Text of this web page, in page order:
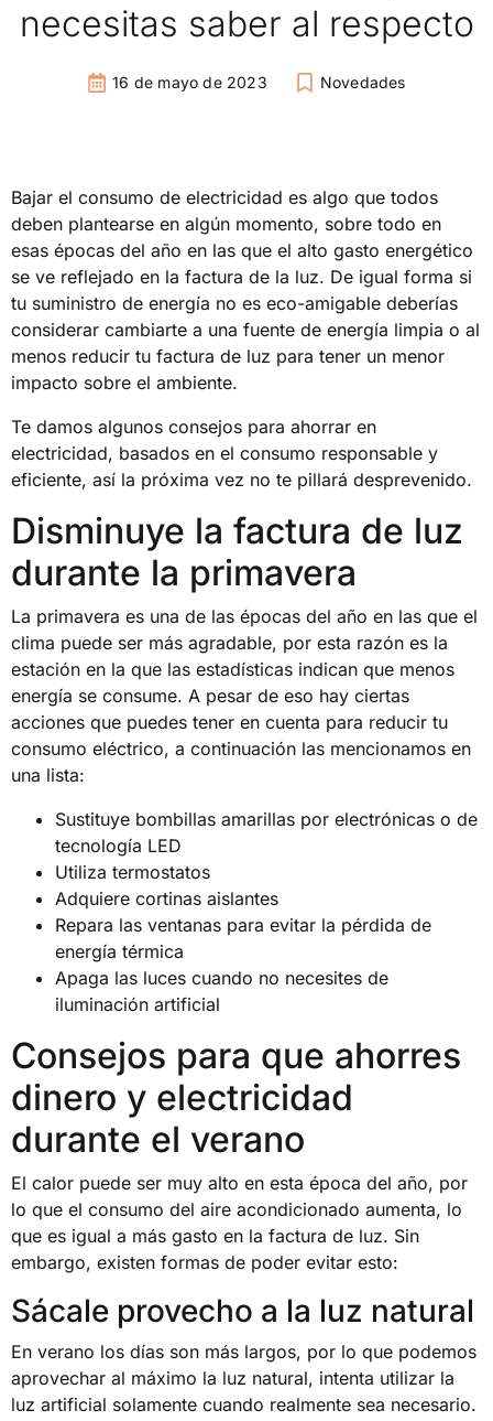
necesitas saber al respecto
16 de mayo de 2023 Novedades
Bajar el consumo de electricidad es algo que todos
deben plantearse en algún momento, sobre todo en
esas épocas del año en las que el alto gasto energético
se ve reflejado en la factura de la luz. De igual forma si
tu suministro de energía no es eco-amigable deberías
considerar cambiarte a una fuente de energía limpia o al
menos reducir tu factura de luz para tener un menor
impacto sobre el ambiente.
Te damos algunos consejos para ahorrar en
electricidad, basados en el consumo responsable y
eficiente, así la próxima vez no te pillará desprevenido.
Disminuye la factura de luz
durante la primavera
La primavera es una de las épocas del año en las que el
clima puede ser más agradable, por esta razón es la
estación en la que las estadísticas indican que menos
energía se consume. A pesar de eso hay ciertas
acciones que puedes tener en cuenta para reducir tu
consumo eléctrico, a continuación las mencionamos en
una lista:
Sustituye bombillas amarillas por electrónicas o de
tecnología LED
Utiliza termostatos
Adquiere cortinas aislantes
Repara las ventanas para evitar la pérdida de
energía térmica
Apaga las luces cuando no necesites de
iluminación artificial
Consejos para que ahorres
dinero y electricidad
durante el verano
El calor puede ser muy alto en esta época del año, por
lo que el consumo del aire acondicionado aumenta, lo
que es igual a más gasto en la factura de luz. Sin
embargo, existen formas de poder evitar esto:
Sácale provecho a la luz natural
En verano los días son más largos, por lo que podemos
aprovechar al máximo la luz natural, intenta utilizar la
luz artificial solamente cuando realmente sea necesario.